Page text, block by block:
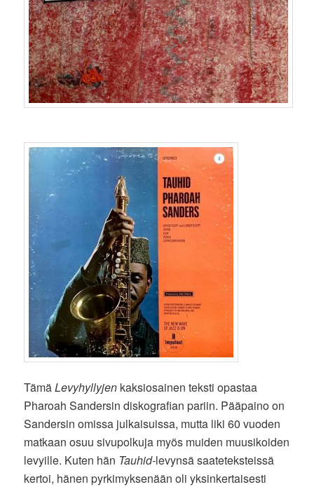
TämäLevyhyllyjen kaksiosainen teksti opastaa
Pharoah Sandersin diskografian pariin. Pääpaino on
Sandersin omissa julkaisuissa, mutta liki 60 vuoden
matkaan osuu sivupolkuja myös muiden muusikoiden
levyille. Kuten hän Tauhid-levynsä saateteksteissä
kertoi, hänen pyrkimyksenään oli yksinkertaisesti